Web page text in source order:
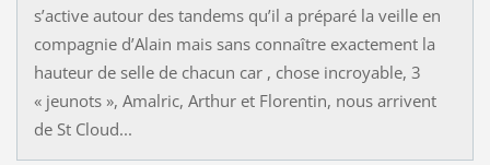
s’active autour des tandems qu’il a préparé la veille en
compagnie d’Alain mais sans connaître exactement la
hauteur de selle de chacun car , chose incroyable, 3
« jeunots », Amalric, Arthur et Florentin, nous arrivent
de St Cloud...